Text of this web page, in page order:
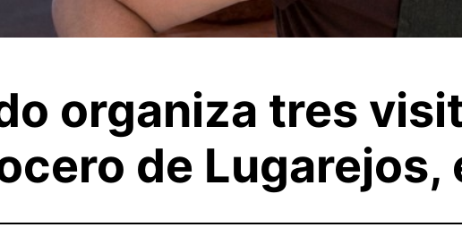
organiza tres
de Lugarejos,